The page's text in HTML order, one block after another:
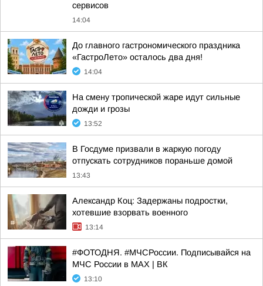
сервисов
14:04
До главного гастрономического праздника
«ГастроЛето» осталось два дня!
14:04
На смену тропической жаре идут сильные
дожди и грозы
13:52
В Госдуме призвали в жаркую погоду
отпускать сотрудников пораньше домой
13:43
Александр Коц: Задержаны подростки,
хотевшие взорвать военного
13:14
#ФОТОДНЯ. #МЧСРоссии. Подписывайся на
МЧС России в MAX | ВК
13:10